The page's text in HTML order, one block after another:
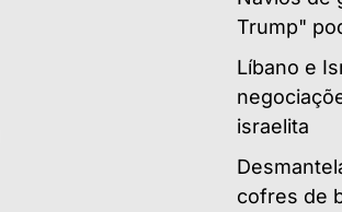
Trump"
Líbano e
israelita
cofres de